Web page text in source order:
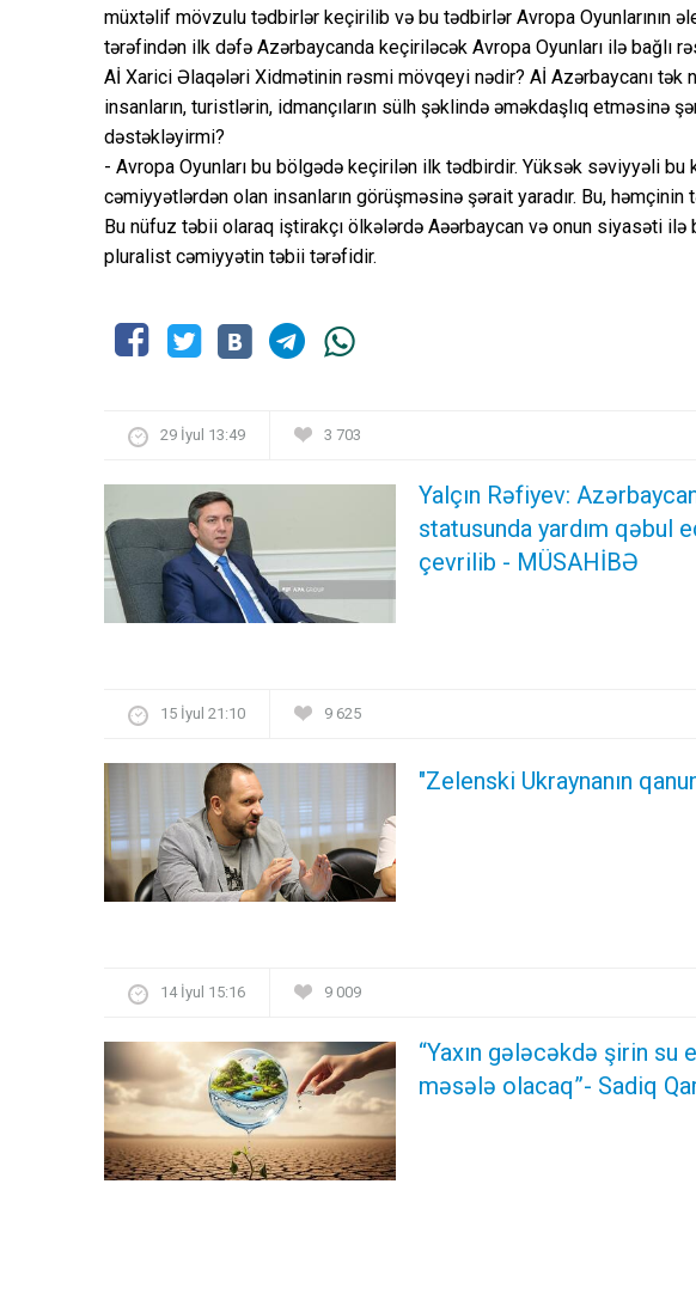
müxtәlif mövzulu tәdbirlәr keçirilib vә bu tәdbirlәr Avropa Oyunlarının
tәrәfindәn ilk dәfә Azәrbaycanda keçirilәcәk Avropa Oyunları ilә bağlı
Aİ Xarici Әlaqәlәri Xidmәtinin rәsmi mövqeyi nәdir? Aİ Azәrbaycanı
insanların, turistlәrin, idmançıların sülh şәklindә әmәkdaşlıq etmәsinә
dәstәklәyirmi?
- Avropa Oyunları bu bölgədә keçirilәn ilk tәdbirdir. Yüksәk sәviyyәli
cәmiyyәtlәrdәn olan insanların görüşmәsinә şәrait yaradır. Bu, hәmçinin
Bu nüfuz tәbii olaraq iştirakçı ölkәlәrdә Aәәrbaycan vә onun siyasәti ilә
pluralist cәmiyyәtin tәbii tәrәfidir.
29 İyul 13:49 3 703
Yalçın Rəfiyev:
statusunda yardım qəbul
çevrilib - MÜSAHİBƏ
15 İyul 21:10 9 625
"Zelenski Ukraynanın
14 İyul 15:16 9 009
“Yaxın gələcəkdə şirin su
məsələ olacaq”- Sadiq